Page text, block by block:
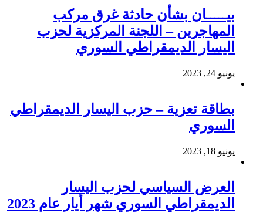
بيـــــان بشأن حادثة غرق مركب
المهاجرين – اللجنة المركزية لحزب
اليسار الديمقراطي السوري
يونيو 24, 2023
بطاقة تعزية – حزب اليسار الديمقراطي
السوري
يونيو 18, 2023
العرض السياسي لحزب اليسار
الديمقراطي السوري شهر أيار عام 2023